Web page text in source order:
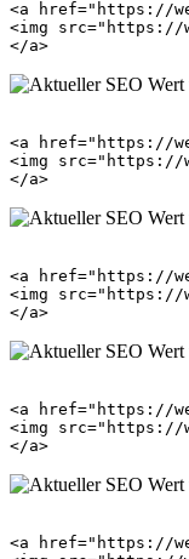
<a href="https://
<img src="https://
<a href="https://
<img src="https://
<a href="https://
<img src="https://
<a href="https://
<img src="https://
<a href="https://